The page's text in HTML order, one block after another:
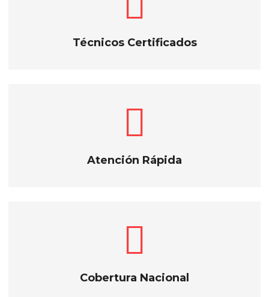
Técnicos Certificados
Atención Rápida
Cobertura Nacional